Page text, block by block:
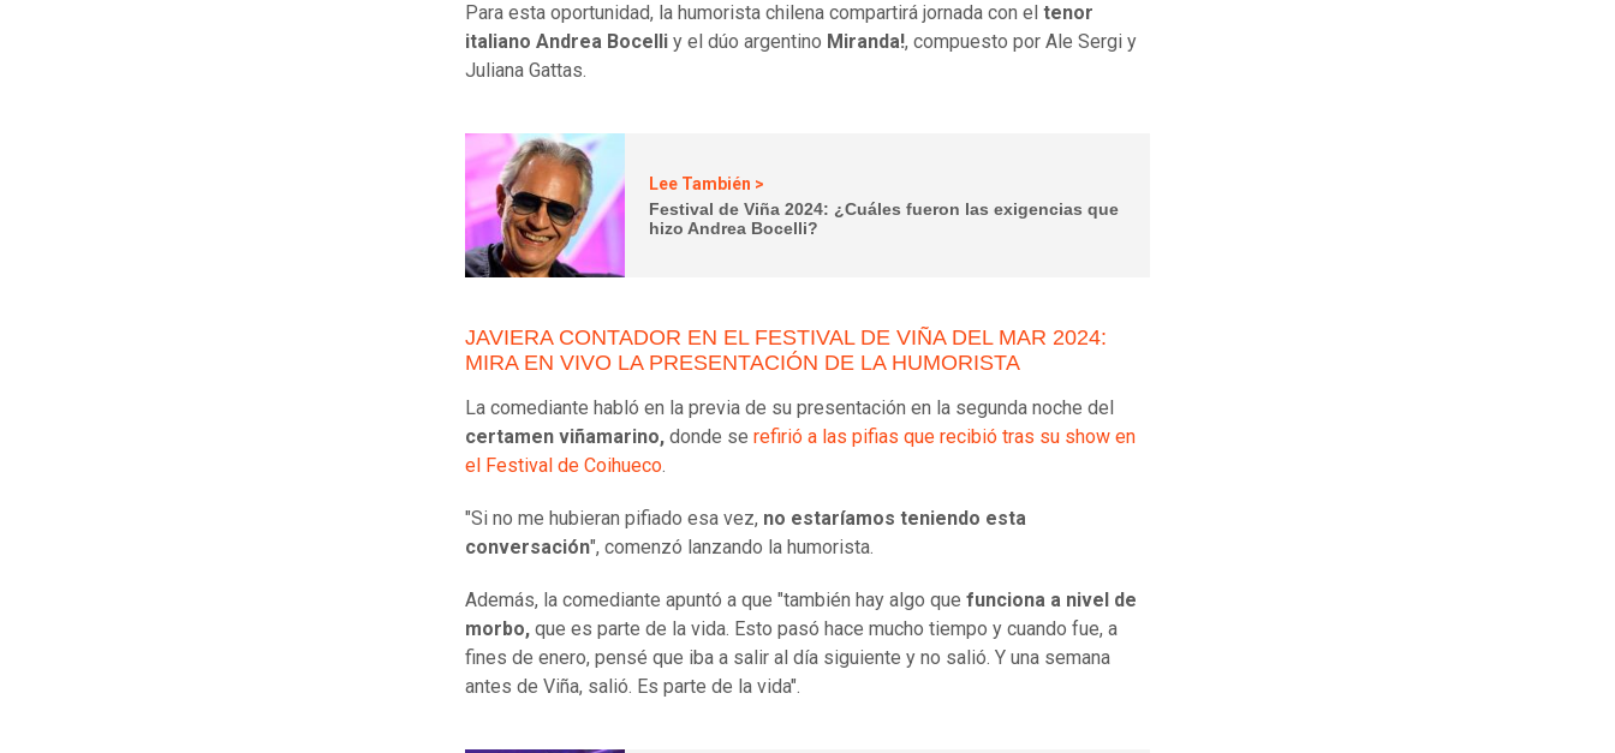
Para esta oportunidad, la humorista chilena compartirá jornada con el tenor
italiano Andrea Bocelli y el dúo argentino Miranda!, compuesto por Ale Sergi y
Juliana Gattas.
Lee También >
Festival de Viña 2024: ¿Cuáles fueron las exigencias que
hizo Andrea Bocelli?
JAVIERA CONTADOR EN EL FESTIVAL DE VIÑA DEL MAR 2024:
MIRA EN VIVO LA PRESENTACIÓN DE LA HUMORISTA
La comediante habló en la previa de su presentación en la segunda noche del
certamen viñamarino, donde se refirió a las pifias que recibió tras su show en
el Festival de Coihueco.
"Si no me hubieran pifiado esa vez, no estaríamos teniendo esta
conversación", comenzó lanzando la humorista.
Además, la comediante apuntó a que "también hay algo que funciona a nivel de
morbo, que es parte de la vida. Esto pasó hace mucho tiempo y cuando fue, a
fines de enero, pensé que iba a salir al día siguiente y no salió. Y una semana
antes de Viña, salió. Es parte de la vida".